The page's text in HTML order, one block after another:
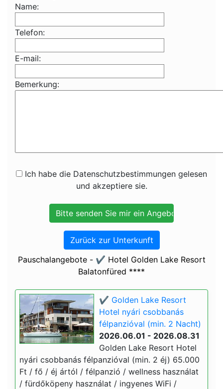
Name:
Telefon:
E-mail:
Bemerkung:
Ich habe die Datenschutzbestimmungen gelesen
und akzeptiere sie.
Zurück zur Unterkunft
Pauschalangebote - ✔️ Hotel Golden Lake Resort
Balatonfüred ****
✔️ Golden Lake Resort
Hotel nyári csobbanás
félpanzióval (min. 2 Nacht)
2026.06.01 - 2026.08.31
Golden Lake Resort Hotel
nyári csobbanás félpanzióval (min. 2 éj) 65.000
Ft / fő / éj ártól / félpanzió / wellness használat
/ fürdőköpeny használat / ingyenes WiFi /